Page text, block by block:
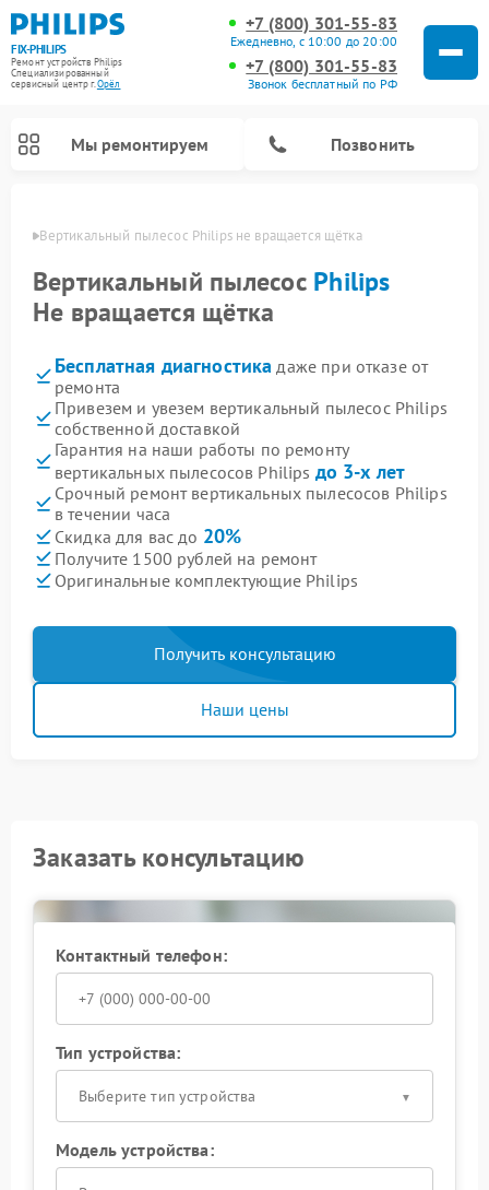
FIX-PHILIPS
Ремонт устройств Philips
Специализированный
cервисный центр г.Орёл
+7 (800) 301-55-83
Ежедневно, с 10:00 до 20:00
+7 (800) 301-55-83
Звонок бесплатный по РФ
Мы ремонтируем Позвонить
Вертикальный пылесос Philips не вращается щётка
Вертикальный пылесос Philips
Не вращается щётка
Бесплатная диагностика даже при отказе от
ремонта
Привезем и увезем вертикальный пылесос Philips
собственной доставкой
Гарантия на наши работы по ремонту
вертикальных пылесосов Philips до 3-х лет
Срочный ремонт вертикальных пылесосов Philips
в течении часа
Скидка для вас до 20%
Получите 1500 рублей на ремонт
Оригинальные комплектующие Philips
Получить консультацию
Наши цены
Заказать консультацию
Контактный телефон:
Тип устройства:
Выберите тип устройства
Модель устройства: